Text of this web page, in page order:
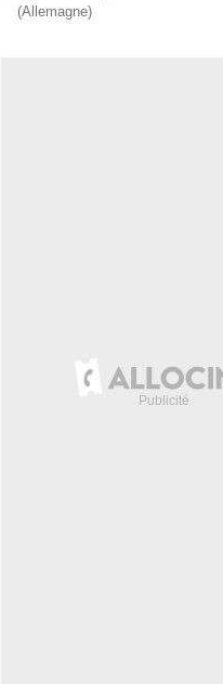
(Allemagne)